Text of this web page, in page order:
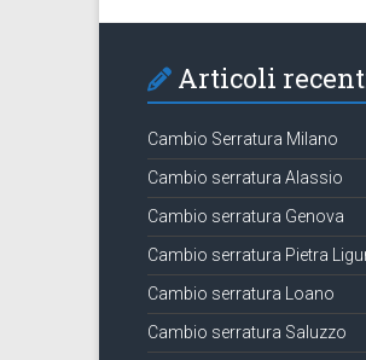
Articoli
Cambio Serratura Milano
Cambio serratura Alassio
Cambio serratura Genova
Cambio serratura Pietra
Cambio serratura Loano
Cambio serratura Saluzzo